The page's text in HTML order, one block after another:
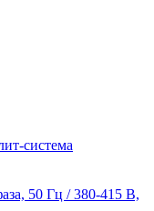
система
50 Гц / 380-415 В,